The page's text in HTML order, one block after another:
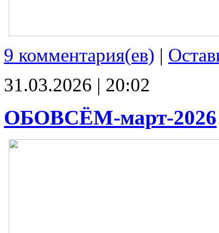
9 комментария(ев) |
31.03.2026 | 20:02
ОБОВСЁМ-март-2026